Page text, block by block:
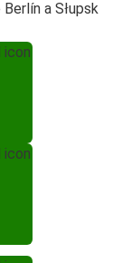
a Słupsk